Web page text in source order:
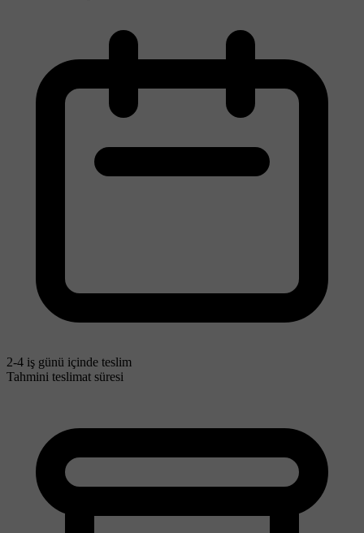
2-4 iş günü içinde teslim
Tahmini teslimat süresi